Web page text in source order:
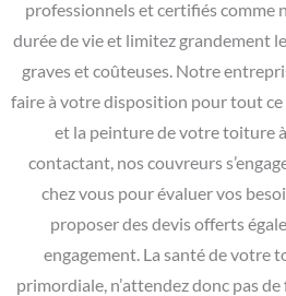
professionnels et certifiés comme
durée de vie et limitez grandement
graves et coûteuses. Notre
faire à votre disposition pour tout
et la peinture de votre toiture
contactant, nos couvreurs
chez vous pour évaluer vos
proposer des devis offerts
engagement. La santé de votre
primordiale, n’attendez donc pas